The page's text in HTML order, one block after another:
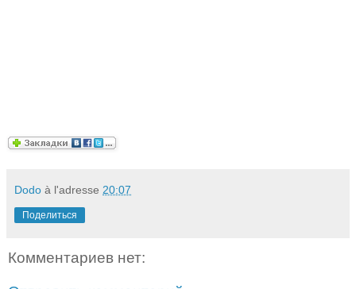
Dodo à l'adresse 20:07
Поделиться
Комментариев нет: